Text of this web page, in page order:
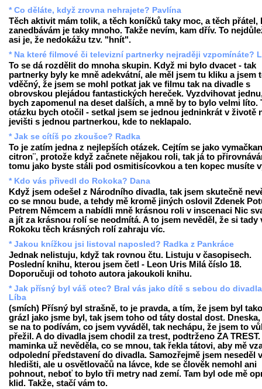
* Co děláte, když zrovna nehrajete? Pavlína
Těch aktivit mám tolik, a těch koníčků taky moc, a těch přátel,
zanedbávám je taky mnoho. Takže nevím, kam dřív. To
asi je, že nedokážu tzv. "hnít".
* Na které filmové či televizní partnerky nejraději vzpomínáte?
To se dá rozdělit do mnoha skupin. Když mi bylo dvacet - tak
partnerky byly ke mně adekvátní, ale měl jsem tu kliku a jsem
vděčný, že jsem se mohl potkat jak ve filmu tak na divadle s
obrovskou plejádou fantastických hereček. Vyzdvihovat
bych zapomenul na deset dalších, a mně by to bylo velmi líto.
otázku bych otočil - setkal jsem se jednou jedninkrát v životě
jevišti s jednou partnerkou, kde to neklapalo.
* Jak se cítíš po zkoušce? Radka
To je zatím jedna z nejlepších otázek. Cejtím se jako
citron¨, protože když začnete nějakou roli, tak já to
tomu jako byste stáli pod osmitisícovkou a ten kopec musíte
* Kdo vás přivedl do Rokoka? Dana
Když jsem odešel z Národního divadla, tak jsem skutečně
co se mnou bude, a tehdy mě kromě jiných oslovil Zdenek
Petrem Němcem a nabídli mně krásnou roli v inscenaci Nic
a jít za krásnou rolí se neodmítá. A to jsem nevěděl, že si tady
Rokoku těch krásných rolí zahraju víc.
* Jakou knížkou jsi listoval naposled? Radka z Pankráce
Jednak nelistuju, když tak rovnou čtu. Listuju v časopisech.
Poslední knihu, kterou jsem četl - Leon Uris Milá číslo 18.
Doporučuji od tohoto autora jakoukoli knihu.
* Jak přísný byl váš otec? Bral vás jako dítě s sebou do
Líba
(smích) Přísný byl strašně, to je pravda, a tím, že jsem byl
grázl jako jsme byl, tak jsem toho od táty dostal dost.
se na to podívám, co jsem vyváděl, tak nechápu, že jsem to
přežil. A do divadla jsem chodil za trest, podtrženo ZA
maminka už nevěděla, co se mnou, tak řekla tátovi, aby mě
odpolední představení do divadla. Samozřejmě jsem neseděl v
hledišti, ale u osvětlovačů na lávce, kde se člověk nemohl ani
pohnout, neboť to bylo tři metry nad zemí. Tam byl ode mě
klid. Takže, stačí vám to.